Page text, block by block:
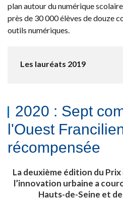
plan autour du numérique
près de 30 000 élèves de douze
outils numériques.
Les lauréats 2019
2020 : Sept
l'Ouest
récompensée
La deuxième édition du
l’innovation urbaine a
Hauts-de-Seine et